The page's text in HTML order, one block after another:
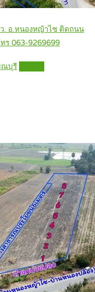
. อ.หนองหญ้าไซ ติดถนน
ร 063-9269699
ณบุรี